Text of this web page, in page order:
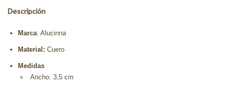
Descripción
Marca: Alucinna
Material: Cuero
Medidas
Ancho: 3,5 cm